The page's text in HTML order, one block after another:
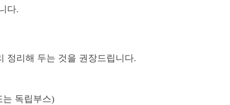
다.
정리해 두는 것을 권장드립니다.
는 독립부스)